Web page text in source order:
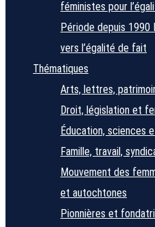
féministes pour
Période depuis 1990
vers l’égalité de fait
Thématiques
Arts, lettres,
Droit, législation et
Éducation, sciences
Famille, travail,
Mouvement des
et autochtones
Pionnières et